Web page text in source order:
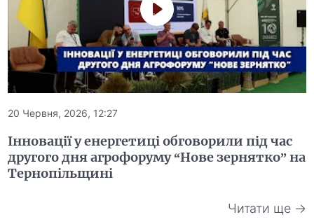
20 Червня, 2026, 12:27
Інновації у енергетиці обговорили під час
другого дня агрофоруму “Нове зернятко” на
Тернопільщині
Читати ще →